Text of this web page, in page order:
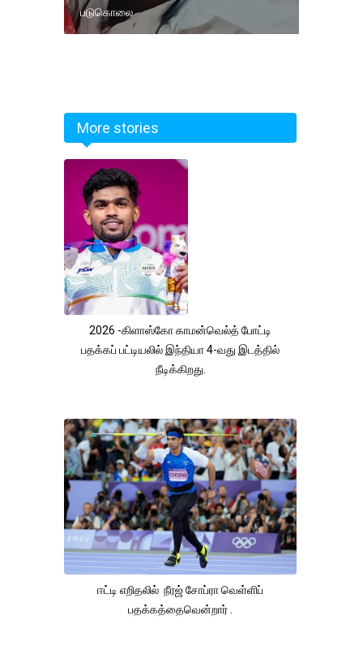
படுகொலை
More stories
2026 -கிளாஸ்கோ காமன்வெல்த் போட்டி
பதக்கப் பட்டியலில் இந்தியா 4-வது இடத்தில்
நீடிக்கிறது.
ஈட்டி எறிதலில் நீரஜ் சோப்ரா வெள்ளிப்
பதக்கத்தைவென்றார் .